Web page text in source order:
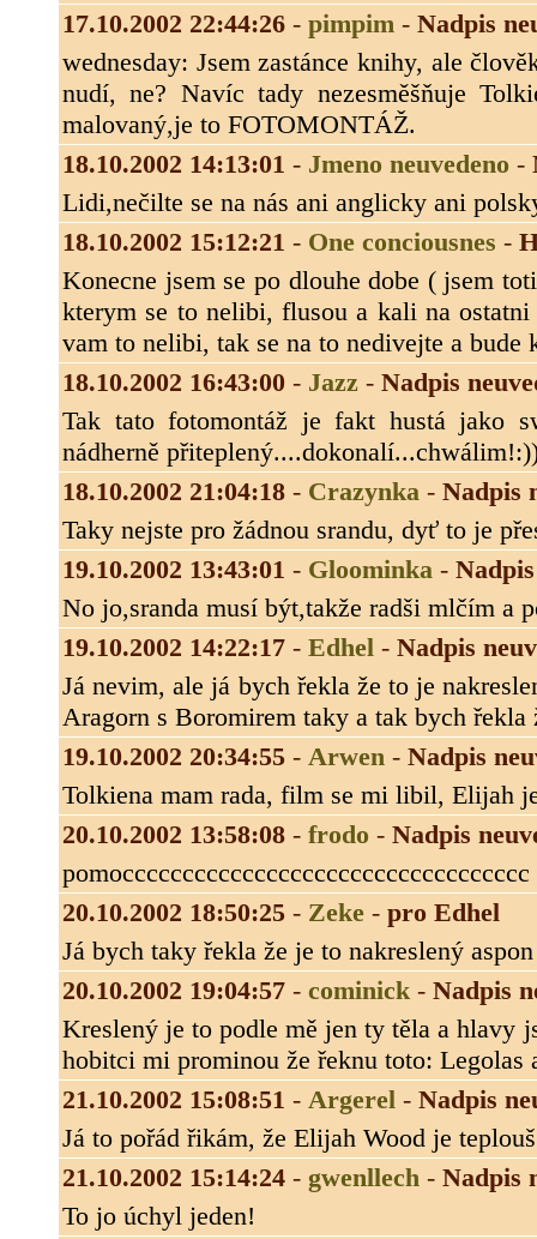
17.10.2002 22:44:26 - pimpim - Nadpis
wednesday: Jsem zastánce knihy, ale
nudí, ne? Navíc tady nezesměšňuje
malovaný,je to FOTOMONTÁŽ.
18.10.2002 14:13:01 - Jmeno neuvedeno -
Lidi,nečilte se na nás ani anglicky ani
18.10.2002 15:12:21 - One conciousnes -
Konecne jsem se po dlouhe dobe ( jsem
kterym se to nelibi, flusou a kali na
vam to nelibi, tak se na to nedivejte a bude
18.10.2002 16:43:00 - Jazz - Nadpis
Tak tato fotomontáž je fakt hustá jako
nádherně
18.10.2002 21:04:18 - Crazynka - Nadpis
Taky nejste pro žádnou srandu, dyť to je
19.10.2002 13:43:01 - Gloominka -
No jo,sranda musí být,takže radši mlčím a
19.10.2002 14:22:17 - Edhel - Nadpis
Já nevim, ale já bych řekla že to je
Aragorn s Boromirem taky a tak bych
19.10.2002 20:34:55 - Arwen - Nadpis
Tolkiena mam rada, film se mi libil, Elijah
20.10.2002 13:58:08 - frodo - Nadpis
20.10.2002 18:50:25 - Zeke - pro Edhel
Já bych taky řekla že je to nakreslený
20.10.2002 19:04:57 - cominick - Nadpis
Kreslený je to podle mě jen ty těla a hlavy
hobitci mi prominou že řeknu toto:
21.10.2002 15:08:51 - Argerel - Nadpis
Já to pořád řikám, že Elijah Wood je
21.10.2002 15:14:24 - gwenllech - Nadpis
To jo úchyl jeden!